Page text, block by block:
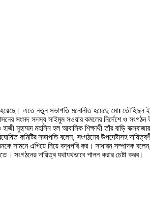
হয়েছে। এতে নতুন সভাপতি মনোনীত হয়েছে মোঃ তৌহিদুল
সংসদ সদস্য সাইমুম সওয়ার কমলের নির্দেশে ও সংগঠন
মুহাম্মদ মহসিন হল আবাসিক শিক্ষার্থী তাঁর বাড়ি
কমিটির সভাপতি বলেন, সংগঠনের উপদেষ্টাসহ
সামনে এগিয়ে নিয়ে বদ্ধপরি কর। সাধারন সম্পাদক
সংগঠনের দায়িত্ব যথাযথভাবে পালন করার চেষ্টা করব।